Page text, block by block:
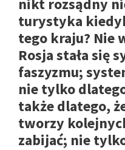
turystyka
tego kraju? Nie
Rosja stała się
faszyzmu;
nie tylko
także dlatego,
tworzy
zabijać; nie